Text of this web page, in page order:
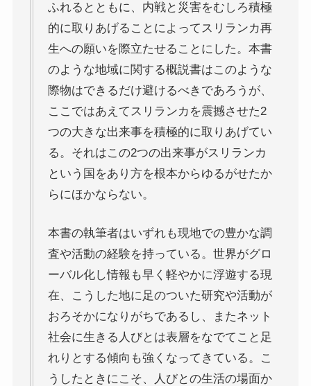
おすすめマルクス・エンゲルス伝記
マルクス・エンゲルス著作と関連作品
マルクス・エンゲルスの生涯と思想背景
産業革命とイギリス・ヨーロッパ社会
ロシアの歴史・文化とドストエフスキー
三島由紀夫と日本文学
ロシアの偉大な作家プーシキン・ゴーゴリ
ロシアの巨人トルストイ
ロシアの文豪ツルゲーネフ
ふれるとともに、内戦と災害をむしろ積極
的に取りあげることによってスリランカ再
生への願いを際立たせることにした。本書
のような地域に関する概説書はこのような
際物はできるだけ避けるべきであろうが、
ここではあえてスリランカを震撼させた2
つの大きな出来事を積極的に取りあげてい
る。それはこの2つの出来事がスリランカ
という国をあり方を根本からゆるがせたか
らにほかならない。
本書の執筆者はいずれも現地での豊かな調
査や活動の経験を持っている。世界がグロ
ーバル化し情報も早く軽やかに浮遊する現
在、こうした地に足のついた研究や活動が
おろそかになりがちであるし、またネット
社会に生きる人びとは表層をなでてこと足
れりとする傾向も強くなってきている。こ
うしたときにこそ、人びとの生活の場面か